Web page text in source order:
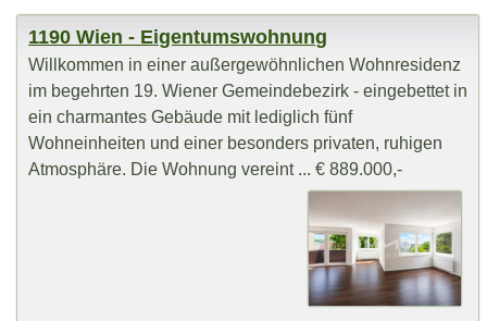
1190 Wien - Eigentumswohnung
Willkommen in einer außergewöhnlichen Wohnresidenz
im begehrten 19. Wiener Gemeindebezirk - eingebettet in
ein charmantes Gebäude mit lediglich fünf
Wohneinheiten und einer besonders privaten, ruhigen
Atmosphäre. Die Wohnung vereint ... € 889.000,-